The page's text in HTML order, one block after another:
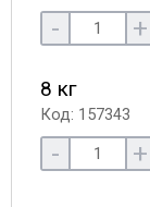
- +
8 кг
Код: 157343
- +